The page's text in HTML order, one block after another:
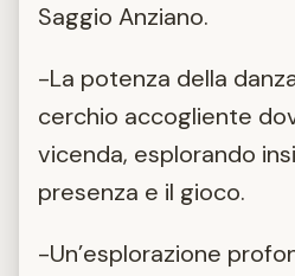
Saggio Anziano.
-La potenza della
cerchio accogliente
vicenda, esplorando
presenza e il gioco.
-Un’esplorazione